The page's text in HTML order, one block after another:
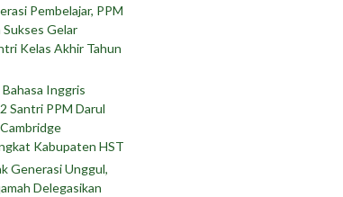
Pembelajar, PPM
Gelar
Kelas Akhir Tahun
Inggris
Santri PPM Darul
Kabupaten HST
Generasi Unggul,
Delegasikan